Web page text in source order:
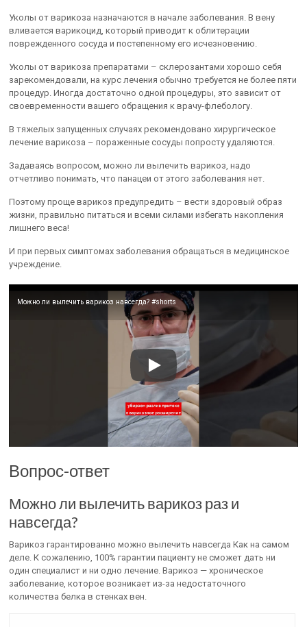
Уколы от варикоза назначаются в начале заболевания. В вену
вливается варикоцид, который приводит к облитерации
поврежденного сосуда и постепенному его исчезновению.
Уколы от варикоза препаратами – склерозантами хорошо себя
зарекомендовали, на курс лечения обычно требуется не более пяти
процедур. Иногда достаточно одной процедуры, это зависит от
своевременности вашего обращения к врачу-флебологу.
В тяжелых запущенных случаях рекомендовано хирургическое
лечение варикоза – пораженные сосуды попросту удаляются.
Задаваясь вопросом, можно ли вылечить варикоз, надо
отчетливо понимать, что панацеи от этого заболевания нет.
Поэтому проще варикоз предупредить – вести здоровый образ
жизни, правильно питаться и всеми силами избегать накопления
лишнего веса!
И при первых симптомах заболевания обращаться в медицинское
учреждение.
Можно ли вылечить варикоз навсегда? #shorts
Вопрос-ответ
Можно ли вылечить варикоз раз и
навсегда?
Варикоз гарантированно можно вылечить навсегда Как на самом
деле. К сожалению, 100% гарантии пациенту не сможет дать ни
один специалист и ни одно лечение. Варикоз — хроническое
заболевание, которое возникает из-за недостаточного
количества белка в стенках вен.